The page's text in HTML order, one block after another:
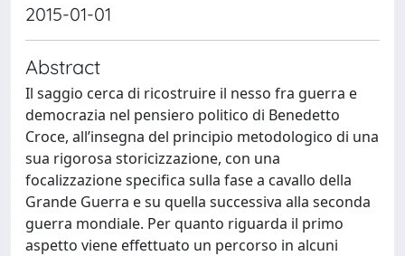
2015-01-01
Abstract
Il saggio cerca di ricostruire il nesso fra guerra e
democrazia nel pensiero politico di Benedetto
Croce, all’insegna del principio metodologico di una
sua rigorosa storicizzazione, con una
focalizzazione specifica sulla fase a cavallo della
Grande Guerra e su quella successiva alla seconda
guerra mondiale. Per quanto riguarda il primo
aspetto viene effettuato un percorso in alcuni